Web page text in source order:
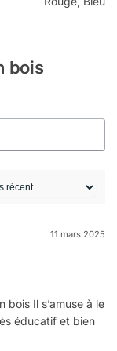
bois
11 mars 2025
bois Il s’amuse à le
éducatif et bien